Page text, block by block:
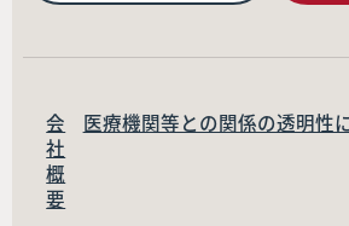
会
社
概
要
医療機関等との関係の透明性